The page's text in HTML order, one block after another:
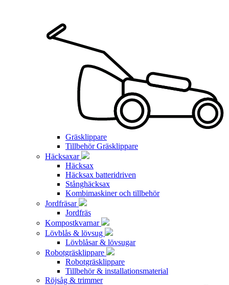
Gräsklippare
Tillbehör Gräsklippare
Häcksaxar
Häcksax
Häcksax batteridriven
Stånghäcksax
Kombimaskiner och tillbehör
Jordfräsar
Jordfräs
Kompostkvarnar
Lövblås & lövsug
Lövblåsar & lövsugar
Robotgräsklippare
Robotgräsklippare
Tillbehör & installationsmaterial
Röjsåg & trimmer